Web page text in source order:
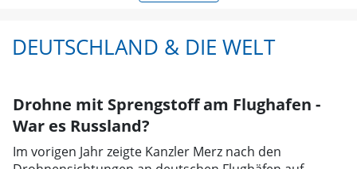
DEUTSCHLAND & DIE WELT
Drohne mit Sprengstoff am Flughafen -
War es Russland?
Im vorigen Jahr zeigte Kanzler Merz nach den